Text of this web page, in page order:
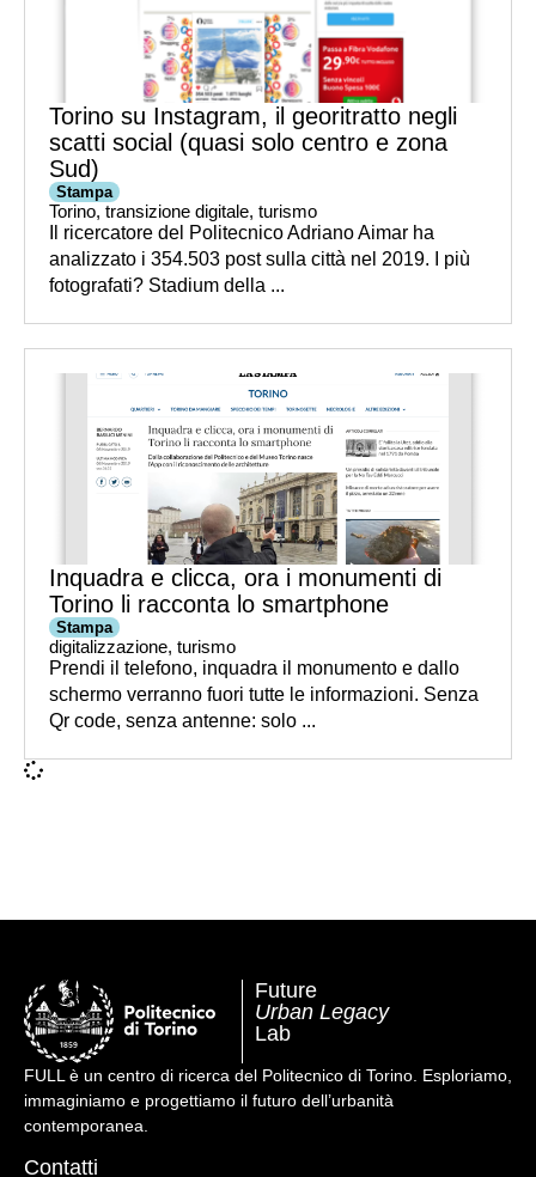
Torino su Instagram, il georitratto negli
scatti social (quasi solo centro e zona
Sud)
Stampa
Torino, transizione digitale, turismo
Il ricercatore del Politecnico Adriano Aimar ha
analizzato i 354.503 post sulla città nel 2019. I più
fotografati? Stadium della ...
Inquadra e clicca, ora i monumenti di
Torino li racconta lo smartphone
Stampa
digitalizzazione, turismo
Prendi il telefono, inquadra il monumento e dallo
schermo verranno fuori tutte le informazioni. Senza
Qr code, senza antenne: solo ...
Future
Urban Legacy
Lab
FULL è un centro di ricerca del Politecnico di Torino. Esploriamo,
immaginiamo e progettiamo il futuro dell’urbanità
contemporanea.
Contatti